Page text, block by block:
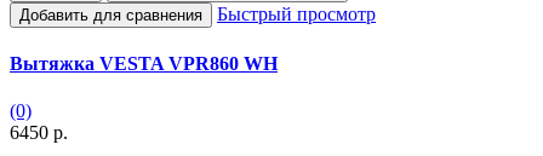
Добавить для сравнения
Быстрый просмотр
Вытяжка VESTA VPR860 WH
(0)
6450 р.